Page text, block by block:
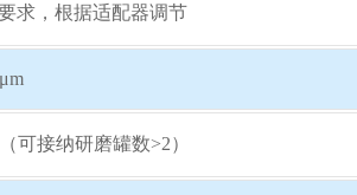
求，根据适配器调节
可接纳研磨罐数>2）